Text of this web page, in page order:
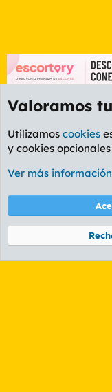
Etiquetas
Cookies
PL
Community platform by
Valoramos
Utilizamos cookies
y cookies
Ver más